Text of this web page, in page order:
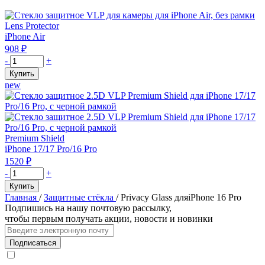
Lens Protector
iPhone Air
908 ₽
Количество
товара
Стекло
защитное
VLP
для
камеры
для
iPhone
Air,
без
рамки
- +
Купить
new
Premium Shield
iPhone 17/17 Pro/16 Pro
1520 ₽
Количество
товара
Стекло
защитное
2.5D
VLP
Premium
Shield
для
- +
Купить
Главная / Защитные стёкла / Privacy Glass дляiPhone 16 Pro
Подпишись на нашу почтовую рассылку,
чтобы первым получать акции, новости и новинки
Подписаться